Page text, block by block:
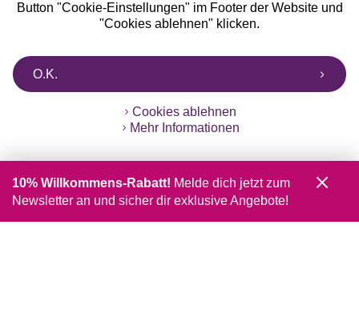
Button "Cookie-Einstellungen" im Footer der Website und
"Cookies ablehnen" klicken.
O.K.
Cookies ablehnen
Mehr Informationen
10% Willkommens-Rabatt! Melde dich jetzt zum
Newsletter an und sicher dir exklusive Angebote!